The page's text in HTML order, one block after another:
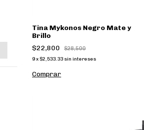
Tina Mykonos Negro Mate y
Brillo
$22,800
$28,500
9x $2,533.33 sin intereses
Comprar